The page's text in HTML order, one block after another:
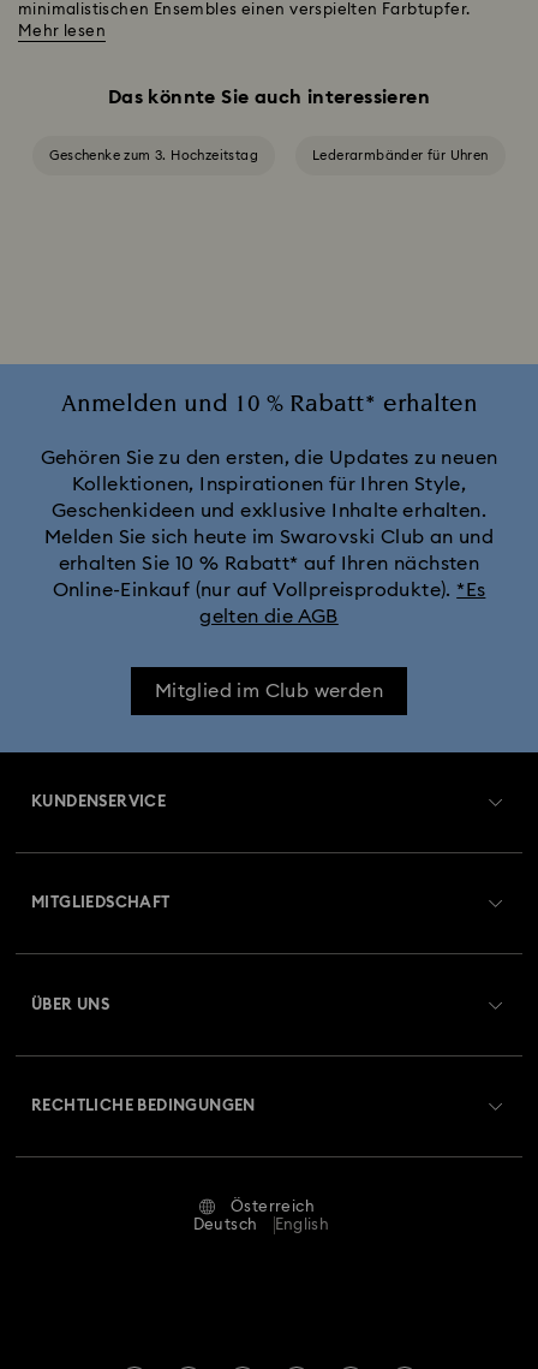
minimalistischen Ensembles einen verspielten Farbtupfer.
Mehr lesen
Das könnte Sie auch interessieren
Geschenke zum 3. Hochzeitstag Lederarmbänder für Uhren
Anmelden und 10 % Rabatt* erhalten
Gehören Sie zu den ersten, die Updates zu neuen
Kollektionen, Inspirationen für Ihren Style,
Geschenkideen und exklusive Inhalte erhalten.
Melden Sie sich heute im Swarovski Club an und
erhalten Sie 10 % Rabatt* auf Ihren nächsten
Online-Einkauf (nur auf Vollpreisprodukte). *Es
gelten die AGB
Mitglied im Club werden
KUNDENSERVICE
Retouren und Umtausch
Reparaturstatus
MITGLIEDSCHAFT
ÜBER UNS
RECHTLICHE BEDINGUNGEN
Österreich
Deutsch
English